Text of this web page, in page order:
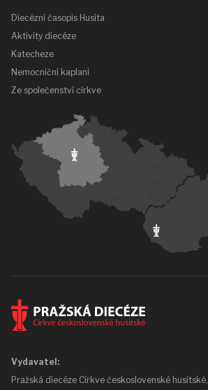
Diecézní časopis Husita
Aktivity diecéze
Katecheze
Nemocniční kaplani
Ze společenství církve
Vydavatel:
Pražská diecéze Církve československé husitské,